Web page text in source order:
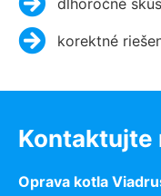
korektné
Kontaktujte
Oprava kotla